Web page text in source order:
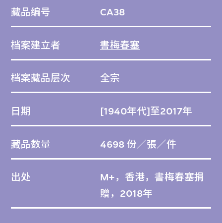
（1971–1973）、泰國曼谷科學博物館（1975
–1977）、俗稱「機械人大樓」的泰國曼谷亞
洲銀行總部（1983–1986）、泰國國立法政大
家公園內的美國測地線網格圓頂植物園
（1988–1991）與Nation Tower（1989–
泰國曼谷；透過這些建築物，人們得以認識書
國家建設以外的建築歷史。
藏品编号 CA38
档案建立者 書梅春塞
档案藏品层次 全宗
日期 [1940年代]至2017年
藏品数量 4698 份／張／件
出处
M+，香港，書梅春塞捐
贈，2018年